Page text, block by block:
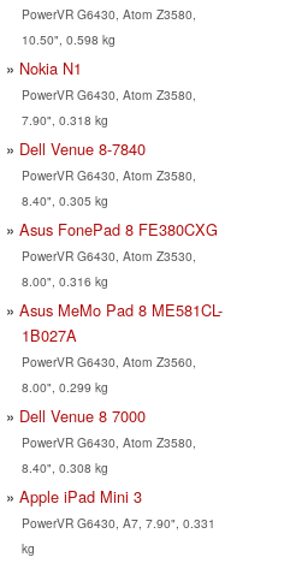
PowerVR G6430, Atom Z3580,
10.50", 0.598 kg
Nokia N1
PowerVR G6430, Atom Z3580,
7.90", 0.318 kg
Dell Venue 8-7840
PowerVR G6430, Atom Z3580,
8.40", 0.305 kg
Asus FonePad 8 FE380CXG
PowerVR G6430, Atom Z3530,
8.00", 0.316 kg
Asus MeMo Pad 8 ME581CL-
1B027A
PowerVR G6430, Atom Z3560,
8.00", 0.299 kg
Dell Venue 8 7000
PowerVR G6430, Atom Z3580,
8.40", 0.308 kg
Apple iPad Mini 3
PowerVR G6430, A7, 7.90", 0.331
kg